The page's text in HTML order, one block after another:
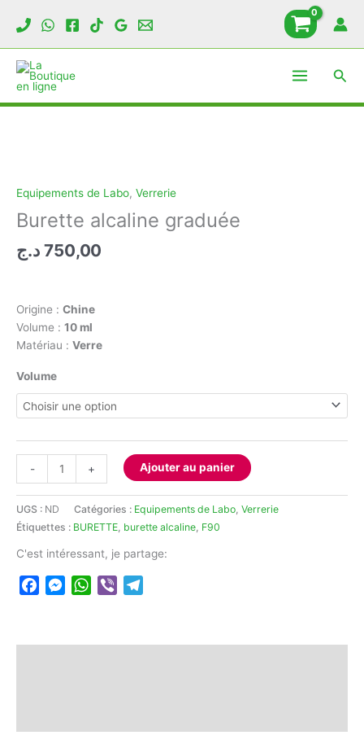
Equipements de Labo, Verrerie
Burette alcaline graduée
750,00 د.ج
Origine : Chine
Volume : 10 ml
Matériau : Verre
Volume
-
de
Burette
alcaline
graduée
+ Ajouter au panier
UGS : ND Catégories : Equipements de Labo, Verrerie
Étiquettes : BURETTE, burette alcaline, F90
C'est intéressant, je partage:
FacebookMessenger
WhatsApp
Viber